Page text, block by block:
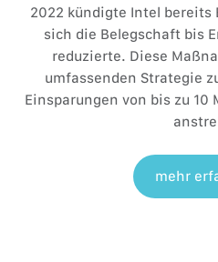
2022 kündigte Intel bereits
sich die Belegschaft bis
reduzierte. Diese
umfassenden Strategie
Einsparungen von bis zu 10
mehr